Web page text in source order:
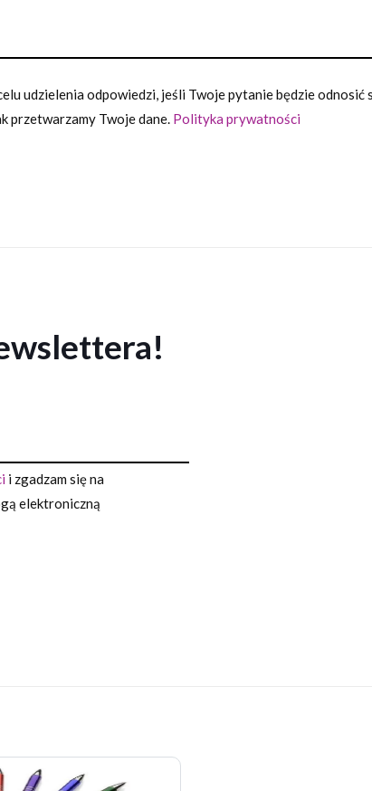
udzielenia odpowiedzi, jeśli Twoje pytanie będzie odnosić
przetwarzamy Twoje dane. Polityka prywatności
i zgadzam się na
elektroniczną